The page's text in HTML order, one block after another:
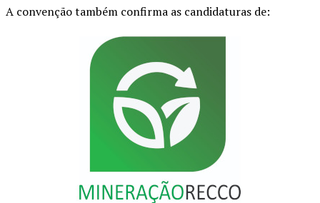
A convenção também confirma as candidaturas de: